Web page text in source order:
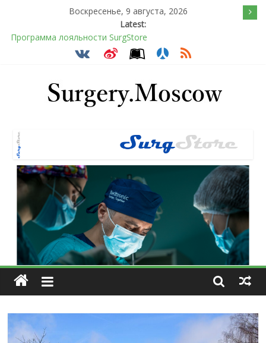
Воскресенье, 9 августа, 2026
Latest:
Подсознательное желанием быть отверженным и
Послеоперационное восстановление после герниопластики
преимущества технологии
Эротический конфликт по Юнгу